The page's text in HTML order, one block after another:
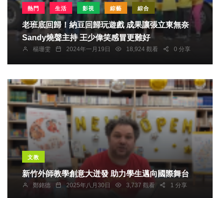
熱門 生活 影視 綜藝 綜合
老班底回歸！納豆回歸玩遊戲 成果讓張立東無奈
Sandy燒聲主持 王少偉笑感冒更難好
楊珊雯 2024年一月19日 18,924 觀看 0 分享
文教
新竹外師教學創意大迸發 助力學生邁向國際舞台
鄭銘德 2025年八月30日 3,737 觀看 1 分享